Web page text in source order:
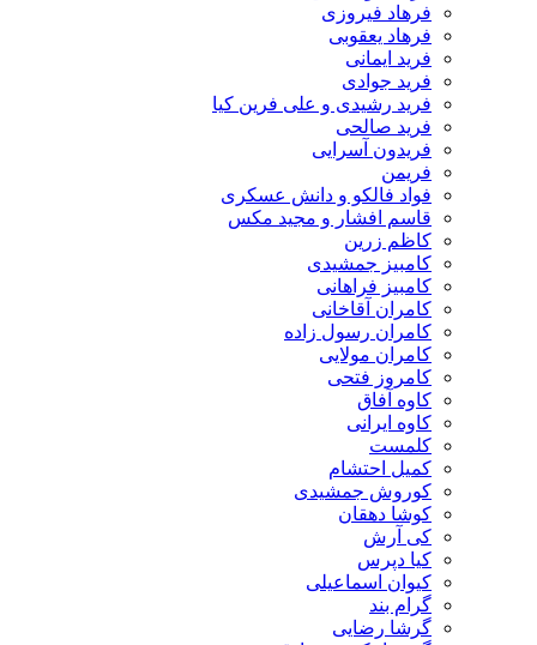
فرهاد فیروزی
فرهاد یعقوبی
فرید ایمانی
فرید جوادی
فرید رشیدی و علی فرین کیا
فرید صالحی
فریدون آسرایی
فریمن
فواد فالکو و دانش عسکری
قاسم افشار و مجید مکس
کاظم زرین
کامبیز جمشیدی
کامبیز فراهانی
کامران آقاخانی
کامران رسول زاده
کامران مولایی
کامروز فتحی
کاوه آفاق
کاوه ایرانی
کلمست
کمیل احتشام
کوروش جمشیدی
کوشا دهقان
کی آرش
کیا دپرس
کیوان اسماعیلی
گرام بند
گرشا رضایی